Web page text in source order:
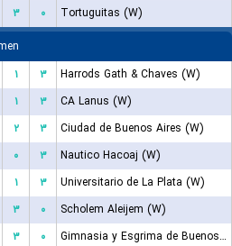
۳ ۰
Tortuguitas (W)
۱ ۳
Harrods Gath & Chaves (W)
۱ ۳
CA Lanus (W)
۲ ۳
Ciudad de Buenos Aires (W)
۰ ۳
Nautico Hacoaj (W)
۱ ۳
Universitario de La Plata (W)
۳ ۰
Scholem Aleijem (W)
۳ ۰
Gimnasia y Esgrima de Buenos Aires (GEBA) (W)